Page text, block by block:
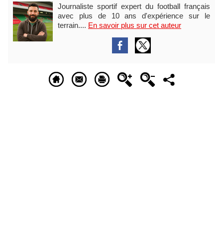
Journaliste sportif expert du football français
avec plus de 10 ans d'expérience sur le
terrain.... En savoir plus sur cet auteur